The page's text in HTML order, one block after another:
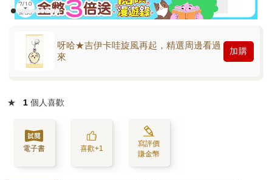
呀哈★吉伊卡哇旋風再起，精選周邊看過
來
加購
★ 1 個人喜歡
電子書 喜歡+1
寫評價
賺金幣